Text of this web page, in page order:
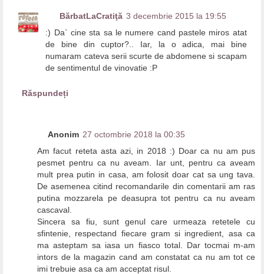
BărbatLaCratiţă 3 decembrie 2015 la 19:55
:) Da` cine sta sa le numere cand pastele miros atat
de bine din cuptor?.. Iar, la o adica, mai bine
numaram cateva serii scurte de abdomene si scapam
de sentimentul de vinovatie :P
Răspundeți
Anonim 27 octombrie 2018 la 00:35
Am facut reteta asta azi, in 2018 :) Doar ca nu am pus
pesmet pentru ca nu aveam. Iar unt, pentru ca aveam
mult prea putin in casa, am folosit doar cat sa ung tava.
De asemenea citind recomandarile din comentarii am ras
putina mozzarela pe deasupra tot pentru ca nu aveam
cascaval.
Sincera sa fiu, sunt genul care urmeaza retetele cu
sfintenie, respectand fiecare gram si ingredient, asa ca
ma asteptam sa iasa un fiasco total. Dar tocmai m-am
intors de la magazin cand am constatat ca nu am tot ce
imi trebuie asa ca am acceptat risul.